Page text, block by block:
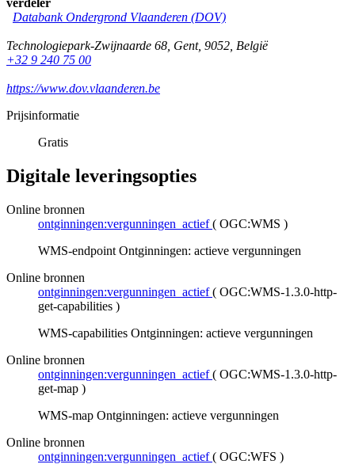
verdeler
Databank Ondergrond Vlaanderen (DOV)
Technologiepark-Zwijnaarde 68, Gent, 9052, België
+32 9 240 75 00
https://www.dov.vlaanderen.be
Prijsinformatie
Gratis
Digitale leveringsopties
Online bronnen
ontginningen:vergunningen_actief ( OGC:WMS )
WMS-endpoint Ontginningen: actieve vergunningen
Online bronnen
ontginningen:vergunningen_actief ( OGC:WMS-1.3.0-http-
get-capabilities )
WMS-capabilities Ontginningen: actieve vergunningen
Online bronnen
ontginningen:vergunningen_actief ( OGC:WMS-1.3.0-http-
get-map )
WMS-map Ontginningen: actieve vergunningen
Online bronnen
ontginningen:vergunningen_actief ( OGC:WFS )